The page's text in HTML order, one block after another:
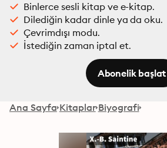
Binlerce sesli kitap ve e-kitap.
Dilediğin kadar dinle ya da oku.
Çevrimdışı modu.
İstediğin zaman iptal et.
Abonelik başlat
Ana Sayfa Kitaplar Biyografi